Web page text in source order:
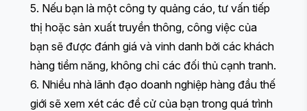
5. Nếu bạn là một công ty quảng cáo, tư vấn tiếp
thị hoặc sản xuất truyền thông, công việc của
bạn sẽ được đánh giá và vinh danh bởi các khách
hàng tiềm năng, không chỉ các đối thủ cạnh tranh.
6. Nhiều nhà lãnh đạo doanh nghiệp hàng đầu thế
giới sẽ xem xét các đề cử của bạn trong quá trình